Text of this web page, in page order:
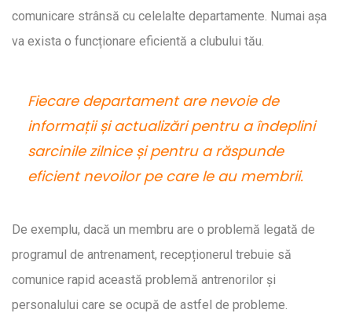
comunicare strânsă cu celelalte departamente. Numai așa
va exista o funcționare eficientă a clubului tău.
Fiecare departament are nevoie de
informații și actualizări pentru a îndeplini
sarcinile zilnice și pentru a răspunde
eficient nevoilor pe care le au membrii.
De exemplu, dacă un membru are o problemă legată de
programul de antrenament, recepționerul trebuie să
comunice rapid această problemă antrenorilor și
personalului care se ocupă de astfel de probleme.